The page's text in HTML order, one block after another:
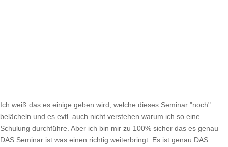
Ich weiß das es einige geben wird, welche dieses Seminar "noch"
belächeln und es evtl. auch nicht verstehen warum ich so eine
Schulung durchführe. Aber ich bin mir zu 100% sicher das es genau
DAS Seminar ist was einen richtig weiterbringt. Es ist genau DAS